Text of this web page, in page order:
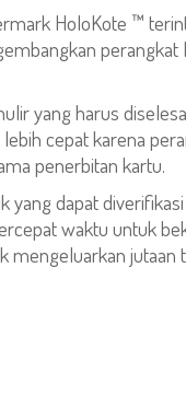
HoloKote ™
perangkat
yang harus
cepat karena
penerbitan kartu.
yang dapat
waktu untuk
jutaan